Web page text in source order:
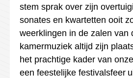
stem sprak over zijn
sonates en kwartetten ooit
weerklingen in de zalen van
kamermuziek altijd zijn
het prachtige kader van
een feestelijke festivalsfeer